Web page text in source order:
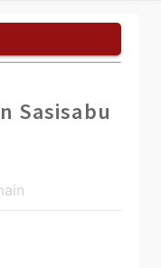
Sasisabu